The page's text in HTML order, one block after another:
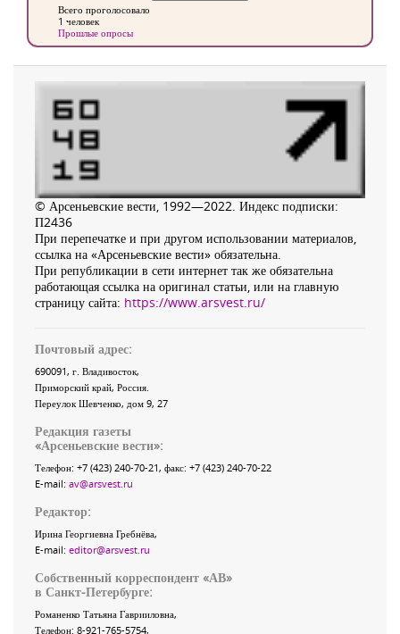
Всего проголосовало
1 человек
Прошлые опросы
© Арсеньевские вести, 1992—2022. Индекс подписки:
П2436
При перепечатке и при другом использовании материалов,
ссылка на «Арсеньевские вести» обязательна.
При републикации в сети интернет так же обязательна
работающая ссылка на оригинал статьи, или на главную
страницу сайта: https://www.arsvest.ru/
Почтовый адрес:
690091, г. Владивосток,
Приморский край, Россия
Переулок Шевченко, дом 9, 27
Редакция газеты
«Арсеньевские вести»:
Телефон: +7 (423) 240-70-21, факс: +7 (423) 240-70-22
E-mail: av@arsvest.ru
Редактор:
Ирина Георгиевна Гребнёва,
E-mail: editor@arsvest.ru
Собственный корреспондент «АВ»
в Санкт-Петербурге:
Романенко Татьяна Гаврииловна,
Телефон: 8-921-765-5754,